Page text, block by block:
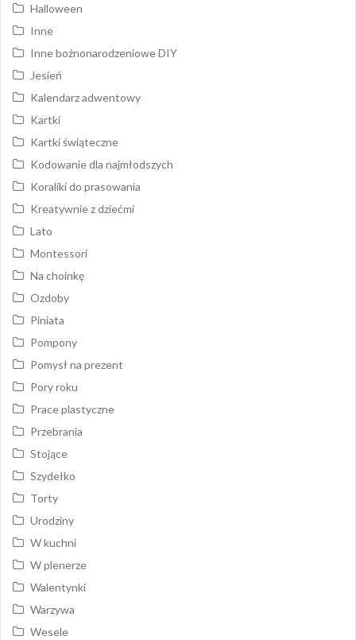
Halloween
Inne
Inne bożnonarodzeniowe DIY
Jesień
Kalendarz adwentowy
Kartki
Kartki świąteczne
Kodowanie dla najmłodszych
Koraliki do prasowania
Kreatywnie z dziećmi
Lato
Montessori
Na choinkę
Ozdoby
Piniata
Pompony
Pomysł na prezent
Pory roku
Prace plastyczne
Przebrania
Stojące
Szydełko
Torty
Urodziny
W kuchni
W plenerze
Walentynki
Warzywa
Wesele